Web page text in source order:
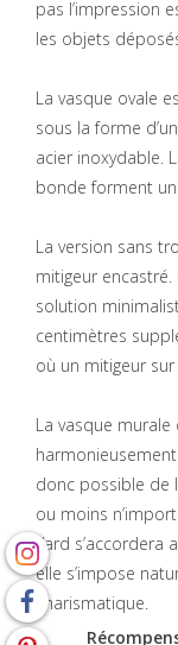
pas l’impression
les objets
La vasque ovale
sous la forme
acier inoxydable.
bonde forment
La version sans
mitigeur
solution
centimètres
où un mitigeur
La vasque
donc possible de
ou moins
Yard s’accordera
elle s’impose
charismatique.